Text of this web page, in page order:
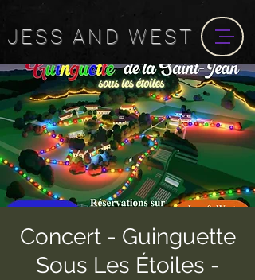
JESSAND WEST
Concert - Guinguette
Sous Les Étoiles -